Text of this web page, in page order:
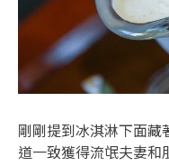
剛剛提到冰淇淋下面
道一致獲得流氓夫妻和